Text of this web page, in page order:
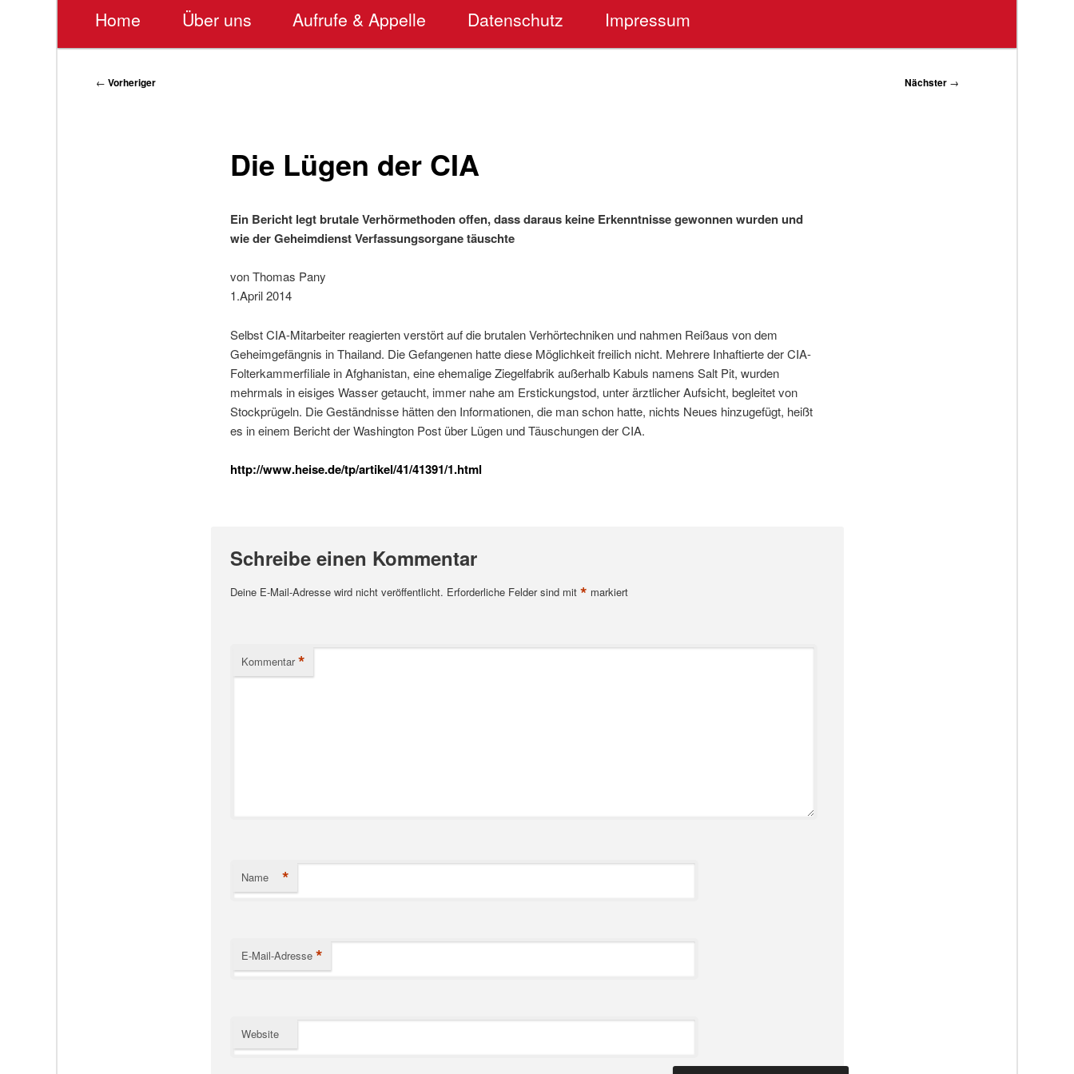
Home Über uns Aufrufe & Appelle Datenschutz Impressum
Beitragsnavigation
← Vorheriger Nächster →
Die Lügen der CIA
Ein Bericht legt brutale Verhörmethoden offen, dass daraus keine Erkenntnisse gewonnen wurden und
wie der Geheimdienst Verfassungsorgane täuschte
von Thomas Pany
1.April 2014
Selbst CIA-Mitarbeiter reagierten verstört auf die brutalen Verhörtechniken und nahmen Reißaus von dem
Geheimgefängnis in Thailand. Die Gefangenen hatte diese Möglichkeit freilich nicht. Mehrere Inhaftierte der CIA-
Folterkammerfiliale in Afghanistan, eine ehemalige Ziegelfabrik außerhalb Kabuls namens Salt Pit, wurden
mehrmals in eisiges Wasser getaucht, immer nahe am Erstickungstod, unter ärztlicher Aufsicht, begleitet von
Stockprügeln. Die Geständnisse hätten den Informationen, die man schon hatte, nichts Neues hinzugefügt, heißt
es in einem Bericht der Washington Post über Lügen und Täuschungen der CIA.
http://www.heise.de/tp/artikel/41/41391/1.html
Schreibe einen Kommentar
Deine E-Mail-Adresse wird nicht veröffentlicht. Erforderliche Felder sind mit * markiert
Kommentar *
Name *
E-Mail-Adresse *
Website